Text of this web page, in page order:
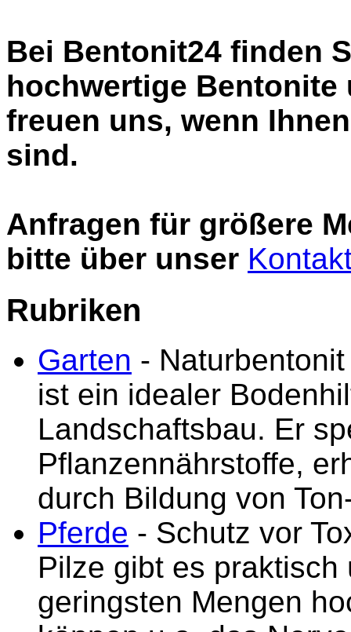
Bei Bentonit24 finden
hochwertige
freuen uns, wenn
sind.
Anfragen für größere
bitte über unser
Rubriken
Garten -
ist ein idealer
Landschaftsbau. Er
Pflanzennährstoffe,
durch Bildung von
Pferde - Schutz vor
Pilze gibt es
geringsten Mengen